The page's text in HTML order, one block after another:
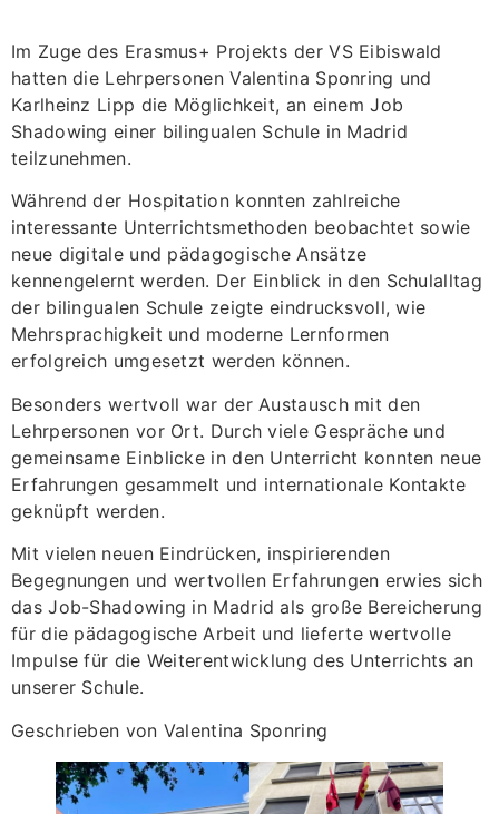
Im Zuge des Erasmus+ Projekts der VS Eibiswald
hatten die Lehrpersonen Valentina Sponring und
Karlheinz Lipp die Möglichkeit, an einem Job
Shadowing einer bilingualen Schule in Madrid
teilzunehmen.
Während der Hospitation konnten zahlreiche
interessante Unterrichtsmethoden beobachtet sowie
neue digitale und pädagogische Ansätze
kennengelernt werden. Der Einblick in den Schulalltag
der bilingualen Schule zeigte eindrucksvoll, wie
Mehrsprachigkeit und moderne Lernformen
erfolgreich umgesetzt werden können.
Besonders wertvoll war der Austausch mit den
Lehrpersonen vor Ort. Durch viele Gespräche und
gemeinsame Einblicke in den Unterricht konnten neue
Erfahrungen gesammelt und internationale Kontakte
geknüpft werden.
Mit vielen neuen Eindrücken, inspirierenden
Begegnungen und wertvollen Erfahrungen erwies sich
das Job-Shadowing in Madrid als große Bereicherung
für die pädagogische Arbeit und lieferte wertvolle
Impulse für die Weiterentwicklung des Unterrichts an
unserer Schule.
Geschrieben von Valentina Sponring